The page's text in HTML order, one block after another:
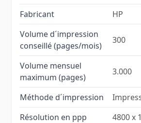
Fabricant
HP
Volume d´impression
conseillé (pages/mois)
300
Volume mensuel
maximum (pages)
3.000
Méthode d´impression
Résolution en ppp
4800 x